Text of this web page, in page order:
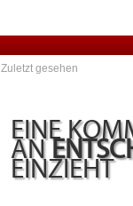
Zuletzt gesehen
EINE
AN
EINZIEHT